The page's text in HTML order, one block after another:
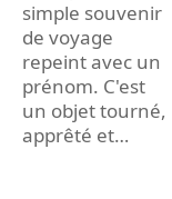
simple souvenir
de voyage
repeint avec un
prénom. C'est
un objet tourné,
apprêté et…